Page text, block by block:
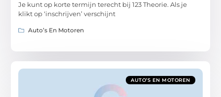
Je kunt op korte termijn terecht bij 123 Theorie. Als je
klikt op ‘inschrijven’ verschijnt
Auto’s En Motoren
AUTO’S EN MOTOREN